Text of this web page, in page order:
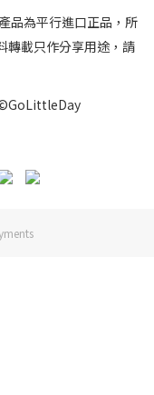
品為平行進口正品，所
轉載只作分享用途，請